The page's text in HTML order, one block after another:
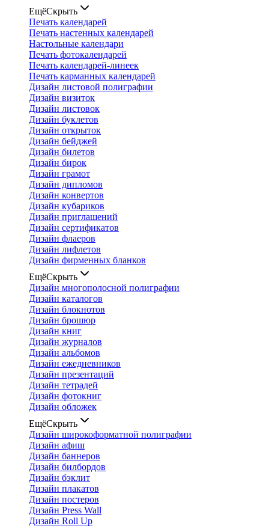
ЕщёСкрыть
Печать календарей
Печать настенных календарей
Настольные календари
Печать фотокалендарей
Печать календарей-линеек
Печать карманных календарей
Дизайн листовой полиграфии
Дизайн визиток
Дизайн листовок
Дизайн буклетов
Дизайн открыток
Дизайн бейджей
Дизайн билетов
Дизайн бирок
Дизайн грамот
Дизайн дипломов
Дизайн конвертов
Дизайн кубариков
Дизайн приглашений
Дизайн сертификатов
Дизайн флаеров
Дизайн лифлетов
Дизайн фирменных бланков
ЕщёСкрыть
Дизайн многополосной полиграфии
Дизайн каталогов
Дизайн блокнотов
Дизайн брошюр
Дизайн книг
Дизайн журналов
Дизайн альбомов
Дизайн ежедневников
Дизайн презентаций
Дизайн тетрадей
Дизайн фотокниг
Дизайн обложек
ЕщёСкрыть
Дизайн широкоформатной полиграфии
Дизайн афиш
Дизайн баннеров
Дизайн билбордов
Дизайн бэклит
Дизайн плакатов
Дизайн постеров
Дизайн Press Wall
Дизайн Roll Up